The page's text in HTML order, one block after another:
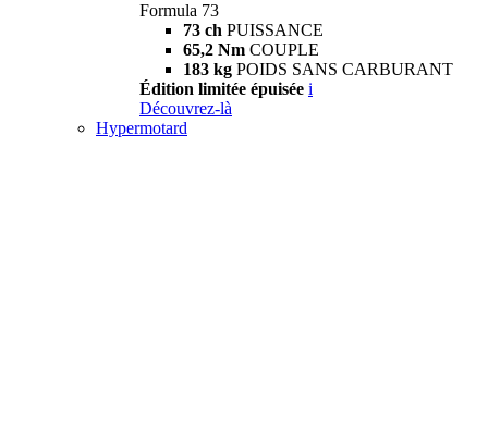
Formula 73
73 ch PUISSANCE
65,2 Nm COUPLE
183 kg POIDS SANS CARBURANT
Édition limitée épuisée i
Découvrez-là
Hypermotard